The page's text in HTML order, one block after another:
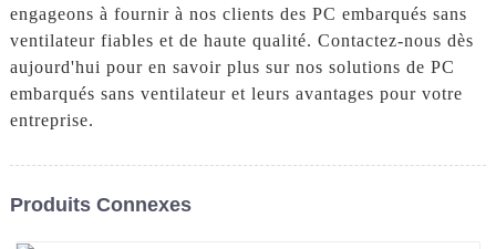
engageons à fournir à nos clients des PC embarqués sans
ventilateur fiables et de haute qualité. Contactez-nous dès
aujourd'hui pour en savoir plus sur nos solutions de PC
embarqués sans ventilateur et leurs avantages pour votre
entreprise.
Produits Connexes